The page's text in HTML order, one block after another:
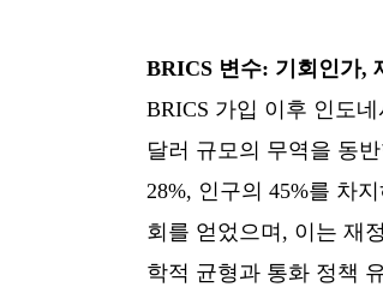
BRICS 변수: 기회인가,
BRICS 가입 이후 인도
달러 규모의 무역을 동
28%, 인구의 45%를 차
회를 얻었으며, 이는 재
학적 균형과 통화 정책